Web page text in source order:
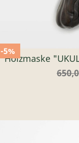
Holzmaske
-5%